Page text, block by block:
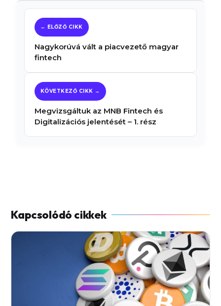
Nagykorúvá vált a piacvezető magyar
fintech
Megvizsgáltuk az MNB Fintech és
Digitalizációs jelentését – 1. rész